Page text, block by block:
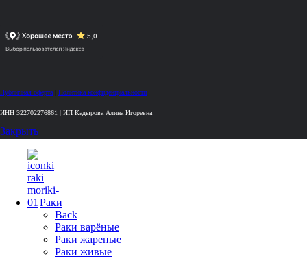
Публичная оферта Политика конфиденциальности
ИНН 322702276861 | ИП Кадырова Алина Игоревна
Закрыть
Раки
Back
Раки варёные
Раки жареные
Раки живые